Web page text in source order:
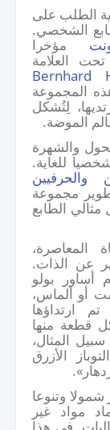
الطلب على
الشخصي.
مؤخرا
تحت العلامة
Bernhard
المجموعة
لِتُشكل
الموضة.
والشهرة
للغاية.
مجموعة
الطابع
المعاصرة،
عن الذات.
أساور بولو
أو ألماس،
ارتداؤها
قطعة منها
المثال،
الأزرق
وتنوعا
مواد غير
في هذا